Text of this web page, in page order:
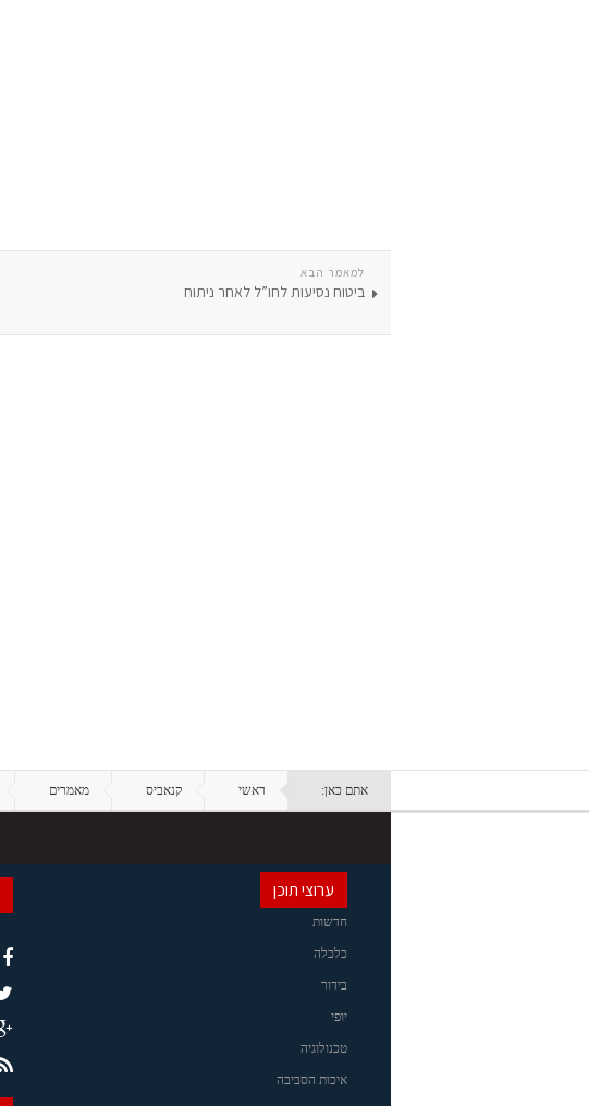
למאמר הבא
ביטוח נסיעות לחו”ל לאחר ניתוח
אתם כאן: ראשי קנאביס מאמרים
ערוצי תוכן
חדשות
כלכלה
בידור
יופי
טכנולוגיה
איכות הסביבה